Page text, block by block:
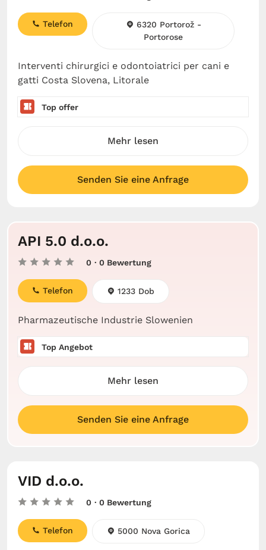
Interventi chirurgici e odontoiatrici per cani e
gatti Costa Slovena, Litorale
Telefon
6320 Portorož -
Portorose
Top offer
Mehr lesen
Senden Sie eine Anfrage
API 5.0 d.o.o.
0 · 0 Bewertung
Pharmazeutische Industrie Slowenien
Telefon 1233 Dob
Top Angebot
Mehr lesen
Senden Sie eine Anfrage
VID d.o.o.
0 · 0 Bewertung
Telefon 5000 Nova Gorica